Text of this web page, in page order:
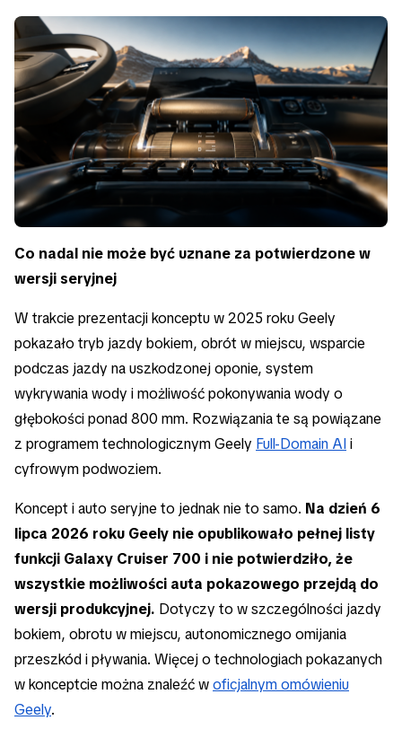
Co nadal nie może być uznane za potwierdzone w
wersji seryjnej
W trakcie prezentacji konceptu w 2025 roku Geely
pokazało tryb jazdy bokiem, obrót w miejscu, wsparcie
podczas jazdy na uszkodzonej oponie, system
wykrywania wody i możliwość pokonywania wody o
głębokości ponad 800 mm. Rozwiązania te są powiązane
z programem technologicznym Geely Full-Domain AIi
cyfrowym podwoziem.
Koncept i auto seryjne to jednak nie to samo. Na dzień 6
lipca 2026 roku Geely nie opublikowało pełnej listy
funkcji Galaxy Cruiser 700 i nie potwierdziło, że
wszystkie możliwości auta pokazowego przejdą do
wersji produkcyjnej. Dotyczy to w szczególności jazdy
bokiem, obrotu w miejscu, autonomicznego omijania
przeszkód i pływania. Więcej o technologiach pokazanych
w konceptcie można znaleźć woficjalnym omówieniu
Geely.